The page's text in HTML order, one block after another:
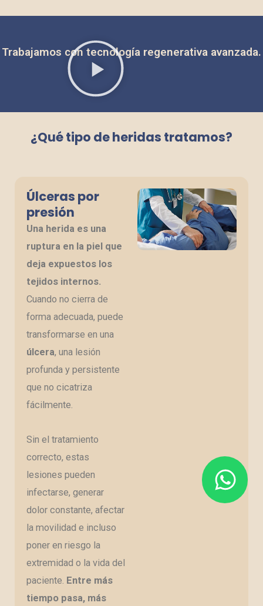
Trabajamos con tecnología regenerativa avanzada.
¿Qué tipo de heridas tratamos?
Úlceras por
presión
Una herida es una
ruptura en la piel que
deja expuestos los
tejidos internos.
Cuando no cierra de
forma adecuada, puede
transformarse en una
úlcera, una lesión
profunda y persistente
que no cicatriza
fácilmente.
Sin el tratamiento
correcto, estas
lesiones pueden
infectarse, generar
dolor constante, afectar
la movilidad e incluso
poner en riesgo la
extremidad o la vida del
paciente. Entre más
tiempo pasa, más